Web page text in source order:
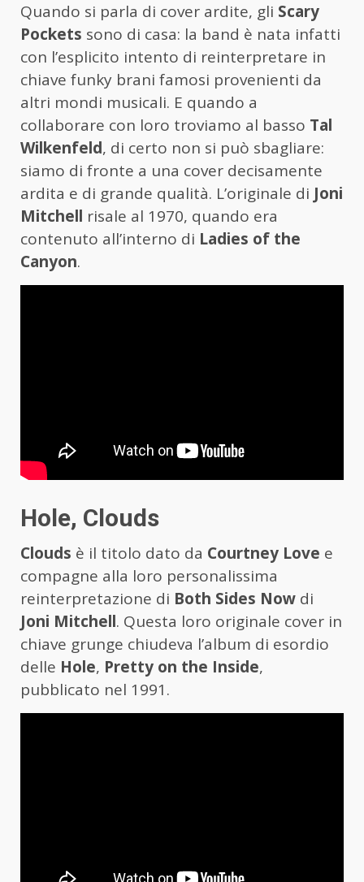
Quando si parla di cover ardite, gli Scary
Pockets sono di casa: la band è nata infatti
con l’esplicito intento di reinterpretare in
chiave funky brani famosi provenienti da
altri mondi musicali. E quando a
collaborare con loro troviamo al basso Tal
Wilkenfeld, di certo non si può sbagliare:
siamo di fronte a una cover decisamente
ardita e di grande qualità. L’originale di Joni
Mitchell risale al 1970, quando era
contenuto all’interno di Ladies of the
Canyon.
Hole, Clouds
Clouds è il titolo dato da Courtney Love e
compagne alla loro personalissima
reinterpretazione di Both Sides Now di
Joni Mitchell. Questa loro originale cover in
chiave grunge chiudeva l’album di esordio
delle Hole, Pretty on the Inside,
pubblicato nel 1991.